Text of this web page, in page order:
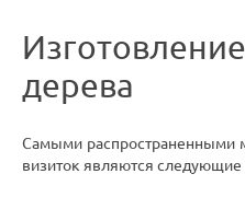
дерева
Самыми распространенными
визиток являются